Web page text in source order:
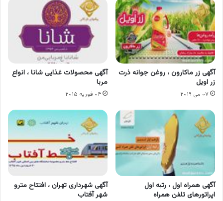
آگهی زر ماکارون ، روغن جوانه ذرت
زر اویل
۰۷ می ۲۰۱۹
آگهی محصولات غذایی شانا ، انواع
مربا
۰۴ فوریه ۲۰۱۵
آگهی همراه اول ، رتبه اول
اپراتورهای تلفن همراه
آگهی شهرداری تهران ، افتتاح مترو
شهر آفتاب